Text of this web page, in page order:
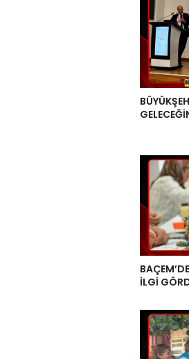
İLGİ